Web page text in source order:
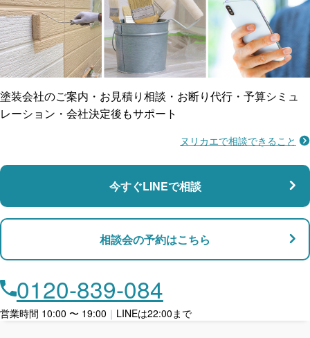
ご近所トラブルに
賠償保険
瑕疵保険
支払い対応
ローン利用
防水工事
マンション・アパート対応
店舗・事務所対応
塗装会社のご案内・お見積り相談・お断り代行・予算シミュ
レーション・会社決定後もサポート
ヌリカエで相談できること
今すぐLINEで相談
相談会の予約はこちら
0120-839-084
営業時間 10:00 〜 19:00 ｜ LINEは22:00まで